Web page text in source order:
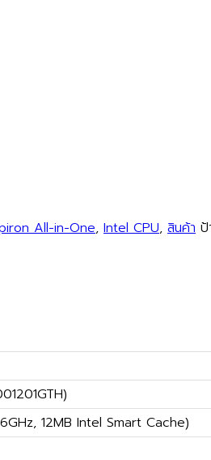
All-in-One, Intel CPU, สินค้า ป้
12MB Intel Smart Cache)